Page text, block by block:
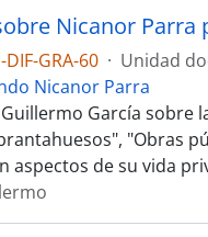
Nicanor Parra
DIF-GRA-60 · Unidad
Nicanor Parra
García sobre
"Obras
aspectos de su vida